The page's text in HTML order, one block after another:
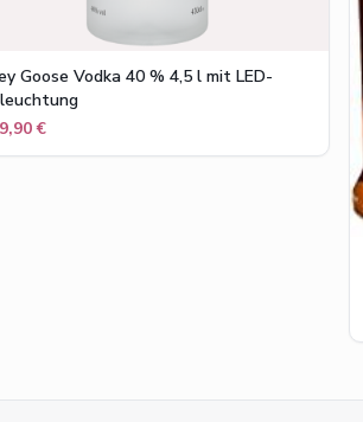
Goose Vodka 40 % 4,5 l mit LED-
€